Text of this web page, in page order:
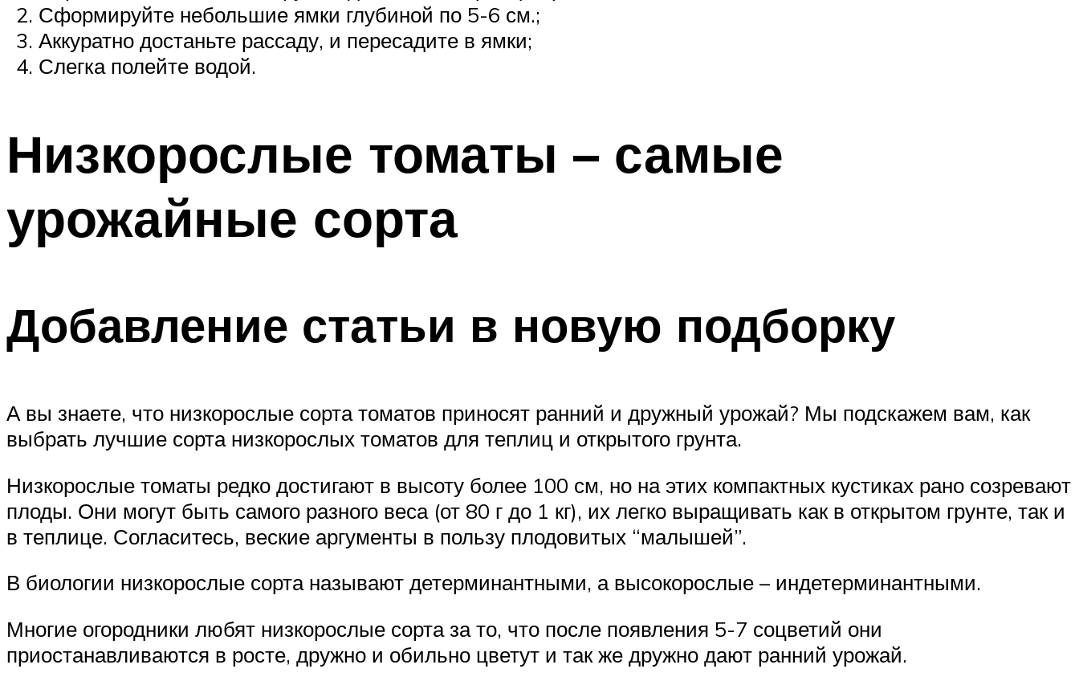
Сформируйте небольшие ямки глубиной по 5-6 см.;
Аккуратно достаньте рассаду, и пересадите в ямки;
Слегка полейте водой.
Низкорослые томаты – самые
урожайные сорта
Добавление статьи в новую подборку
А вы знаете, что низкорослые сорта томатов приносят ранний и дружный урожай? Мы подскажем вам, как
выбрать лучшие сорта низкорослых томатов для теплиц и открытого грунта.
Низкорослые томаты редко достигают в высоту более 100 см, но на этих компактных кустиках рано созревают
плоды. Они могут быть самого разного веса (от 80 г до 1 кг), их легко выращивать как в открытом грунте, так и
в теплице. Согласитесь, веские аргументы в пользу плодовитых “малышей”.
В биологии низкорослые сорта называют детерминантными, а высокорослые – индетерминантными.
Многие огородники любят низкорослые сорта за то, что после появления 5-7 соцветий они
приостанавливаются в росте, дружно и обильно цветут и так же дружно дают ранний урожай.